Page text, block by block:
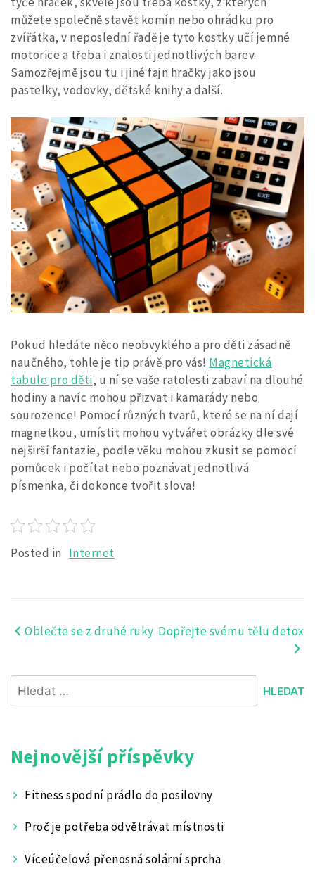
můžete společně stavět komín nebo ohrádku pro
zvířátka, v neposlední řadě je tyto kostky učí jemné
motorice a třeba i znalosti jednotlivých barev.
Samozřejmě jsou tu i jiné fajn hračky jako jsou
pastelky, vodovky, dětské knihy a další.
Pokud hledáte něco neobvyklého a pro děti zásadně
naučného, tohle je tip právě pro vás! Magnetická
tabule pro děti, u ní se vaše ratolesti zabaví na dlouhé
hodiny a navíc mohou přizvat i kamarády nebo
sourozence! Pomocí různých tvarů, které se na ní dají
magnetkou, umístit mohou vytvářet obrázky dle své
nejširší fantazie, podle věku mohou zkusit se pomocí
pomůcek i počítat nebo poznávat jednotlivá
písmenka, či dokonce tvořit slova!
Posted in Internet
Navigace
příspěvek
Oblečte se z druhé ruky Dopřejte svému tělu detox
Vyhledávání
Nejnovější příspěvky
Fitness spodní prádlo do posilovny
Proč je potřeba odvětrávat místnosti
Víceúčelová přenosná solární sprcha